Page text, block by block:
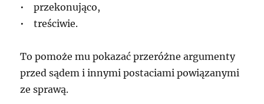
• przekonująco,
• treściwie.
To pomoże mu pokazać przeróżne argumenty
przed sądem i innymi postaciami powiązanymi
ze sprawą.